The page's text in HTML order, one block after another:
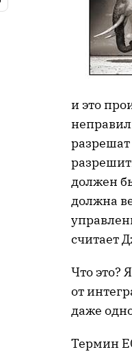
и это
разрешат
должен
должна
считает
Что это?
от
даже
Термин